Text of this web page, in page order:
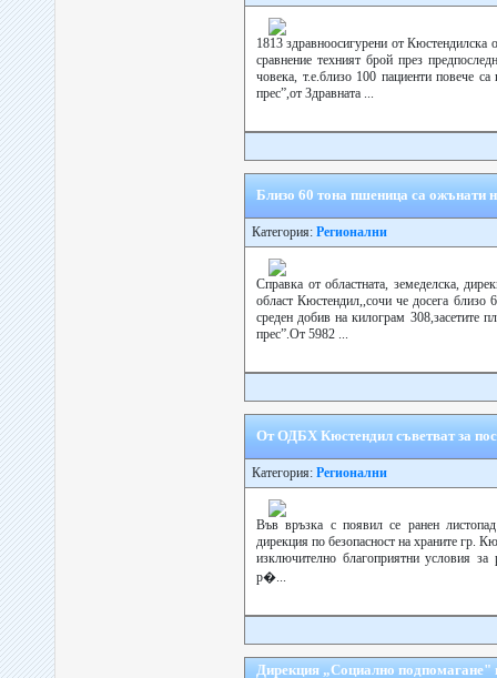
1813 здравноосигурени от Кюстендилска
сравнение техният брой през
човека, т.е.близо 100 пациенти повече
прес”,от Здравната ...
Близо 60 тона пшеница са ожънати
Категория: Регионални
Справка от областната, земеделска,
област Кюстендил,,сочи че досега близо
среден добив на килограм 308,засетите
прес”.От 5982 ...
От ОДБХ Кюстендил съветват за
Категория: Регионални
Във връзка с появил се ранен
дирекция по безопасност на храните гр.
изключително благоприятни условия за
р�...
Дирекция „Социално подпомагане"